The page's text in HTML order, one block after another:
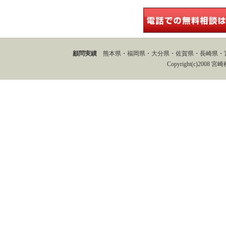
顧問実績 熊本県・福岡県・大分県・佐賀県・長崎県
Copyright(c)2008 宮崎